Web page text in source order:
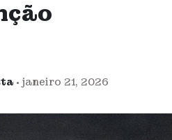
• janeiro 21, 2026